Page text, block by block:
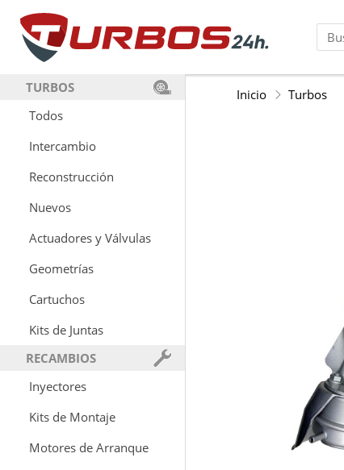
TURBOS
Todos
Intercambio
Reconstrucción
Nuevos
Actuadores y Válvulas
Geometrías
Cartuchos
Kits de Juntas
RECAMBIOS
Inyectores
Kits de Montaje
Motores de Arranque
Inicio Turbos